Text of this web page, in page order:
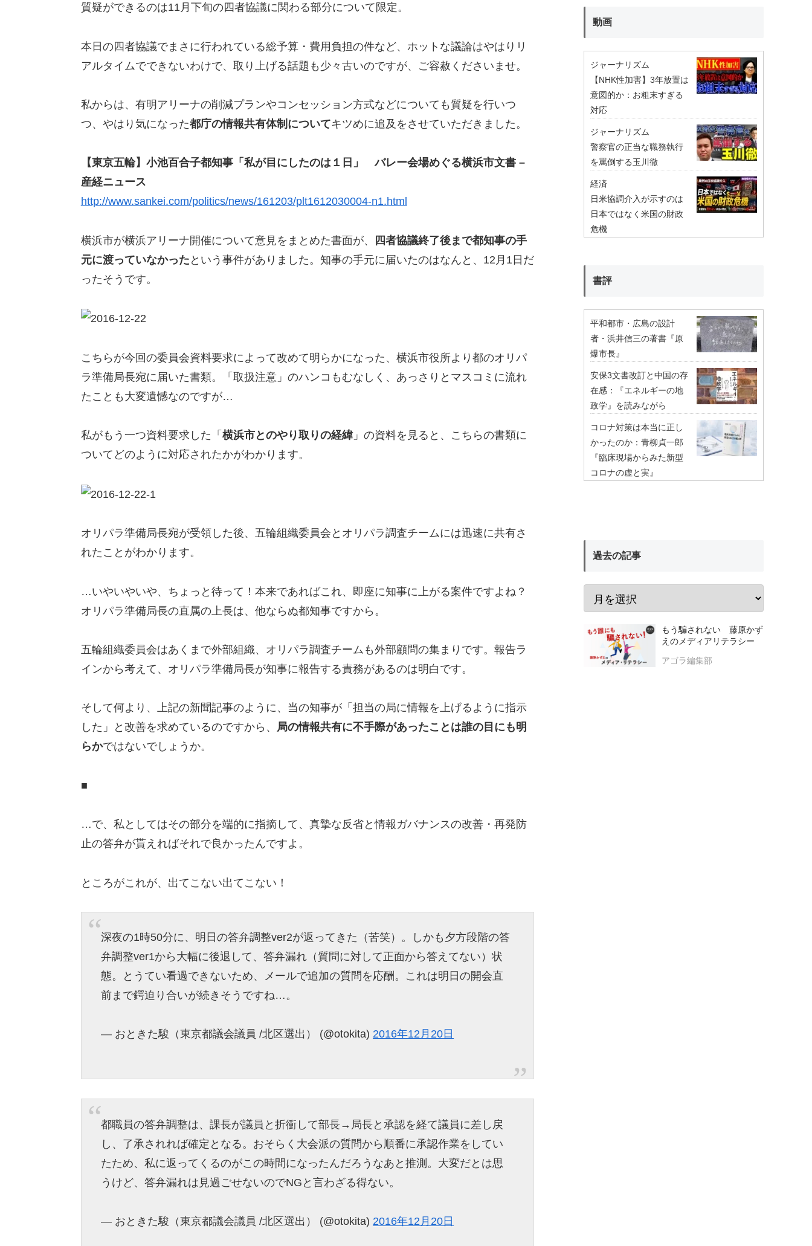
質疑ができるのは11月下旬の四者協議に関わる部分について限定。
本日の四者協議でまさに行われている総予算・費用負担の件など、ホットな議論はやはりリ
アルタイムでできないわけで、取り上げる話題も少々古いのですが、ご容赦くださいませ。
私からは、有明アリーナの削減プランやコンセッション方式などについても質疑を行いつ
つ、やはり気になった都庁の情報共有体制についてキツめに追及をさせていただきました。
【東京五輪】小池百合子都知事「私が目にしたのは１日」 バレー会場めぐる横浜市文書 –
産経ニュース
http://www.sankei.com/politics/news/161203/plt1612030004-n1.html
横浜市が横浜アリーナ開催について意見をまとめた書面が、
四者協議終了後まで都知事の手
元に渡っていなかった という事件がありました。知事の手元に届いたのはなんと、12月1日だ
ったそうです。
こちらが今回の委員会資料要求によって改めて明らかになった、横浜市役所より都のオリパ
ラ準備局長宛に届いた書類。「取扱注意」のハンコもむなしく、あっさりとマスコミに流れ
たことも大変遺憾なのですが…
私がもう一つ資料要求した「 横浜市とのやり取りの経緯」の資料を見ると、こちらの書類に
ついてどのように対応されたかがわかります。
オリパラ準備局長宛が受領した後、五輪組織委員会とオリパラ調査チームには迅速に共有さ
れたことがわかります。
…いやいやいや、ちょっと待って！本来であればこれ、即座に知事に上がる案件ですよね？
オリパラ準備局長の直属の上長は、他ならぬ都知事ですから。
五輪組織委員会はあくまで外部組織、オリパラ調査チームも外部顧問の集まりです。報告ラ
インから考えて、オリパラ準備局長が知事に報告する責務があるのは明白です。
そして何より、上記の新聞記事のように、当の知事が「担当の局に情報を上げるように指示
した」と改善を求めているのですから、 局の情報共有に不手際があったことは誰の目にも明
らかではないでしょうか。
■
…で、私としてはその部分を端的に指摘して、真摯な反省と情報ガバナンスの改善・再発防
止の答弁が貰えればそれで良かったんですよ。
ところがこれが、出てこない出てこない！
深夜の1時50分に、明日の答弁調整ver2が返ってきた（苦笑）。しかも夕方段階の答
弁調整ver1から大幅に後退して、答弁漏れ（質問に対して正面から答えてない）状
態。とうてい看過できないため、メールで追加の質問を応酬。これは明日の開会直
前まで鍔迫り合いが続きそうですね…。
— おときた駿（東京都議会議員 /北区選出） (@otokita) 2016年12月20日
都職員の答弁調整は、課長が議員と折衝して部長→局長と承認を経て議員に差し戻
し、了承されれば確定となる。おそらく大会派の質問から順番に承認作業をしてい
たため、私に返ってくるのがこの時間になったんだろうなあと推測。大変だとは思
うけど、答弁漏れは見過ごせないのでNGと言わざる得ない。
— おときた駿（東京都議会議員 /北区選出） (@otokita) 2016年12月20日
動画
ジャーナリズム
【NHK性加害】3年放置は
意図的か：お粗末すぎる
対応
ジャーナリズム
警察官の正当な職務執行
を罵倒する玉川徹
経済
日米協調介入が示すのは
日本ではなく米国の財政
危機
書評
平和都市・広島の設計
者・浜井信三の著書『原
爆市長』
安保3文書改訂と中国の存
在感：『エネルギーの地
政学』を読みながら
コロナ対策は本当に正し
かったのか：青柳貞一郎
『臨床現場からみた新型
コロナの虚と実』
過去の記事
もう騙されない 藤原かず
えのメディアリテラシー
アゴラ編集部